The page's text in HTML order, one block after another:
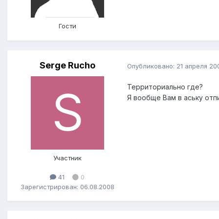
Гости
Serge Rucho
Участник
41
0
Зарегистрирован: 06.08.2008
Опубликовано: 21 апреля
Территориально где?
Я вообще Вам в аську